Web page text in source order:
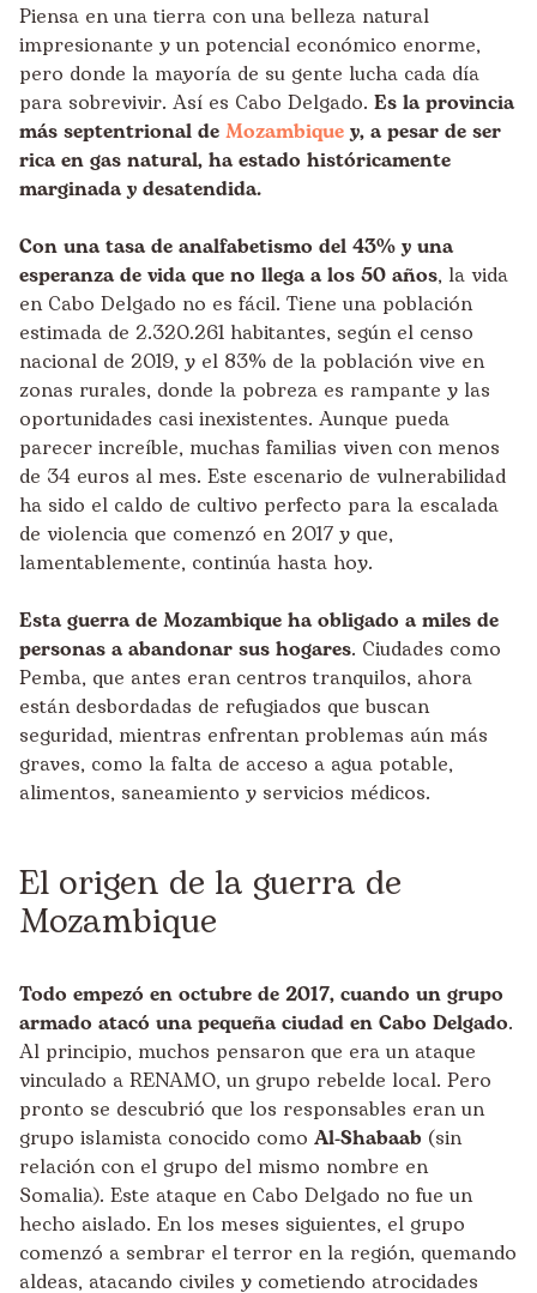
Piensa en una tierra con una belleza natural
impresionante y un potencial económico enorme,
pero donde la mayoría de su gente lucha cada día
para sobrevivir. Así es Cabo Delgado. Es la provincia
más septentrional de Mozambiquey, a pesar de ser
rica en gas natural, ha estado históricamente
marginada y desatendida.
Con una tasa de analfabetismo del 43% y una
esperanza de vida que no llega a los 50 años, la vida
en Cabo Delgado no es fácil. Tiene una población
estimada de 2.320.261 habitantes, según el censo
nacional de 2019, y el 83% de la población vive en
zonas rurales, donde la pobreza es rampante y las
oportunidades casi inexistentes. Aunque pueda
parecer increíble, muchas familias viven con menos
de 34 euros al mes. Este escenario de vulnerabilidad
ha sido el caldo de cultivo perfecto para la escalada
de violencia que comenzó en 2017 y que,
lamentablemente, continúa hasta hoy.
Esta guerra de Mozambique ha obligado a miles de
personas a abandonar sus hogares. Ciudades como
Pemba, que antes eran centros tranquilos, ahora
están desbordadas de refugiados que buscan
seguridad, mientras enfrentan problemas aún más
graves, como la falta de acceso a agua potable,
alimentos, saneamiento y servicios médicos.
El origen de la guerra de
Mozambique
Todo empezó en octubre de 2017, cuando un grupo
armado atacó una pequeña ciudad en Cabo Delgado.
Al principio, muchos pensaron que era un ataque
vinculado a RENAMO, un grupo rebelde local. Pero
pronto se descubrió que los responsables eran un
grupo islamista conocido como Al-Shabaab (sin
relación con el grupo del mismo nombre en
Somalia). Este ataque en Cabo Delgado no fue un
hecho aislado. En los meses siguientes, el grupo
comenzó a sembrar el terror en la región, quemando
aldeas, atacando civiles y cometiendo atrocidades